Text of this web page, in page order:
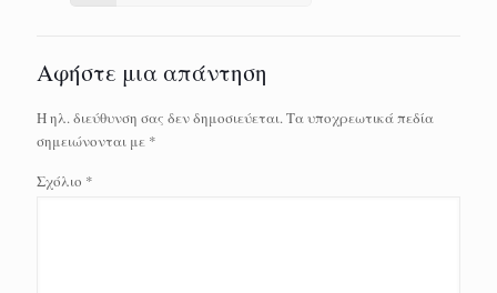
Αφήστε μια απάντηση
Η ηλ. διεύθυνση σας δεν δημοσιεύεται.Τα υποχρεωτικά πεδία
σημειώνονται με *
Σχόλιο *